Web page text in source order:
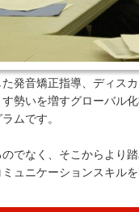
発音矯正指導、ディス
勢いを増すグローバル
ムです。
でなく、そこからより
ュニケーションスキル